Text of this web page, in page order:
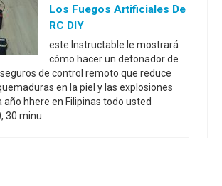
Los Fuegos Artificiales De
RC DIY
este Instructable le mostrará
cómo hacer un detonador de
de control remoto que reduce
en la piel y las explosiones
año hhere en Filipinas todo usted
30 minu